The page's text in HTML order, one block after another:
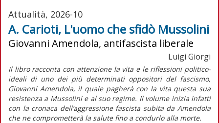
Attualità, 2026-10
A. Carioti, L'uomo che sfidò Mussolini
Giovanni Amendola, antifascista liberale
Luigi Giorgi
Il libro racconta con attenzione la vita e le riflessioni politico-
ideali di uno dei più determinati oppositori del fascismo,
Giovanni Amendola, il quale pagherà con la vita questa sua
resistenza a Mussolini e al suo regime. Il volume inizia infatti
con la cronaca dell’aggressione fascista subita da Amendola
che ne comprometterà la salute fino a condurlo alla morte.